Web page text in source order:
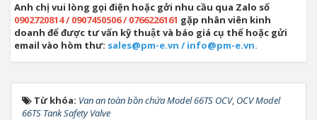
Anh chị vui lòng gọi điện hoặc gởi nhu cầu qua Zalo số
0902720814 / 0907450506 / 0766226161 gặp nhân viên kinh
doanh để được tư vấn kỹ thuật và báo giá cụ thể hoặc gửi
email vào hòm thư: sales@pm-e.vn / info@pm-e.vn.
Từ khóa: Van an toàn bồn chứa Model 66TS OCV, OCV Model
66TS Tank Safety Valve